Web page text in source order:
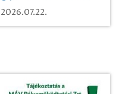
egy városi
időutazásra!
2026.07.22.